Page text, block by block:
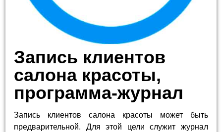
Запись клиентов
салона красоты,
программа-журнал
Запись клиентов салона красоты может быть
предварительной. Для этой цели служит журнал